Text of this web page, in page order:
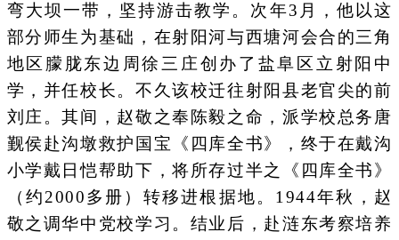
弯大坝一带，坚持游击教学。次年3月，他以这
部分师生为基础，在射阳河与西塘河会合的三角
地区朦胧东边周徐三庄创办了盐阜区立射阳中
学，并任校长。不久该校迁往射阳县老官尖的前
刘庄。其间，赵敬之奉陈毅之命，派学校总务唐
觐侯赴沟墩救护国宝《四库全书》，终于在戴沟
小学戴日恺帮助下，将所存过半之《四库全书》
（约2000多册）转移进根据地。1944年秋，赵
敬之调华中党校学习。结业后，赴涟东考察培养